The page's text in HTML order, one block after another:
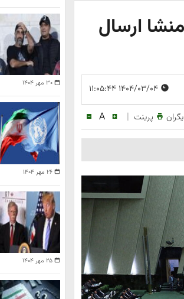
ارسال
پرینت |
A
۳۰ مهر ۱۴۰۴
۲۶ مهر ۱۴۰۴
۲۵ مهر ۱۴۰۴